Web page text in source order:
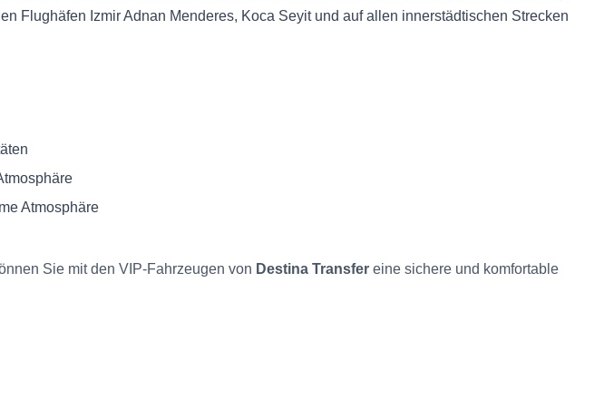
Flughäfen Izmir Adnan Menderes, Koca Seyit und auf allen innerstädtischen Strecken
Atmosphäre
Sie mit den VIP-Fahrzeugen von Destina Transfer eine sichere und komfortable